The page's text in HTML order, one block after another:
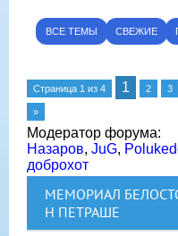
ВСЕ ТЕМЫ СВЕЖИЕ
Страница 1 из 4 1 2 3
»
Модератор форума:
Назаров, JuG,
доброхот
МЕМОРИАЛ
Н ПЕТРАШЕ